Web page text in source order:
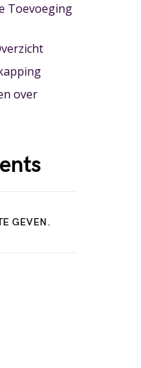
Toevoeging
over
GEVEN.